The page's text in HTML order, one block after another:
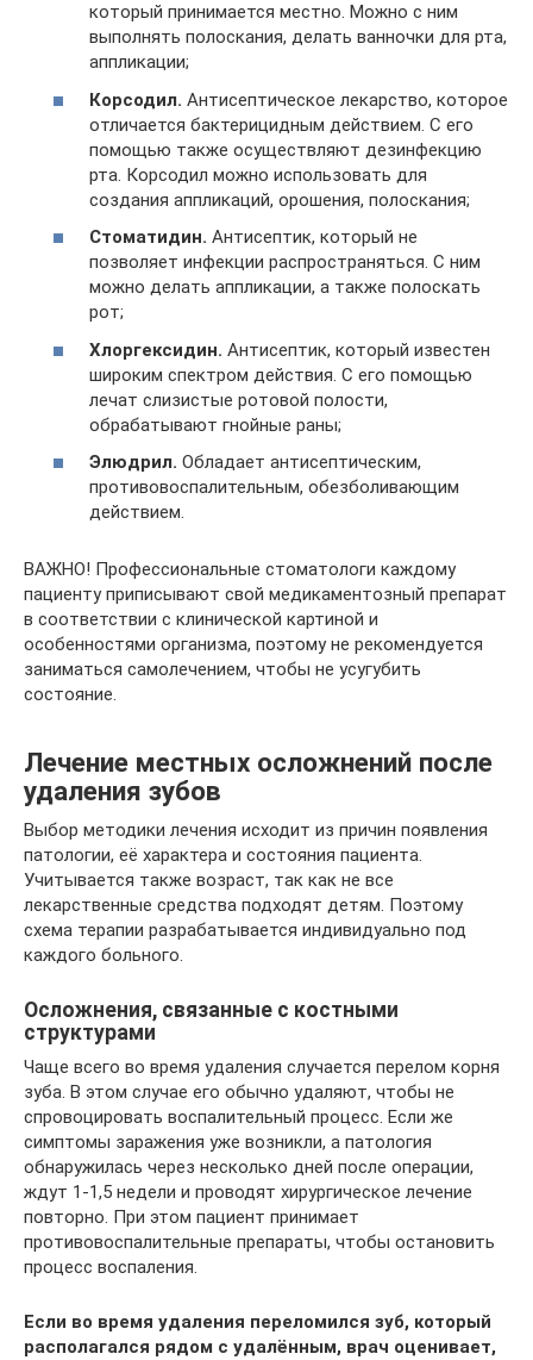
который принимается местно. Можно с ним
выполнять полоскания, делать ванночки для рта,
аппликации;
Корсодил. Антисептическое лекарство, которое
отличается бактерицидным действием. С его
помощью также осуществляют дезинфекцию
рта. Корсодил можно использовать для
создания аппликаций, орошения, полоскания;
Стоматидин. Антисептик, который не
позволяет инфекции распространяться. С ним
можно делать аппликации, а также полоскать
рот;
Хлоргексидин. Антисептик, который известен
широким спектром действия. С его помощью
лечат слизистые ротовой полости,
обрабатывают гнойные раны;
Элюдрил. Обладает антисептическим,
противовоспалительным, обезболивающим
действием.
ВАЖНО! Профессиональные стоматологи каждому
пациенту приписывают свой медикаментозный препарат
в соответствии с клинической картиной и
особенностями организма, поэтому не рекомендуется
заниматься самолечением, чтобы не усугубить
состояние.
Лечение местных осложнений после
удаления зубов
Выбор методики лечения исходит из причин появления
патологии, её характера и состояния пациента.
Учитывается также возраст, так как не все
лекарственные средства подходят детям. Поэтому
схема терапии разрабатывается индивидуально под
каждого больного.
Осложнения, связанные с костными
структурами
Чаще всего во время удаления случается перелом корня
зуба. В этом случае его обычно удаляют, чтобы не
спровоцировать воспалительный процесс. Если же
симптомы заражения уже возникли, а патология
обнаружилась через несколько дней после операции,
ждут 1-1,5 недели и проводят хирургическое лечение
повторно. При этом пациент принимает
противовоспалительные препараты, чтобы остановить
процесс воспаления.
Если во время удаления переломился зуб, который
располагался рядом с удалённым, врач оценивает,